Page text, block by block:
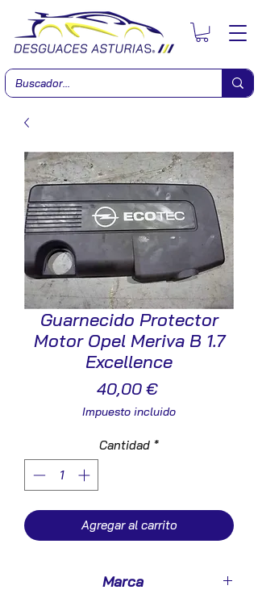
Guarnecido Protector
Motor Opel Meriva B 1.7
Excellence
40,00 €Precio
Impuesto incluido
Cantidad *
Agregar al carrito
Marca